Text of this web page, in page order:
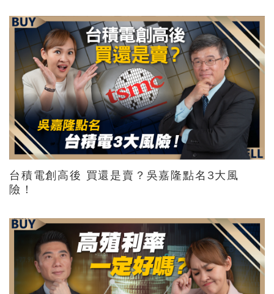
台積電創高後 買還是賣？吳嘉隆點名3大風
險！